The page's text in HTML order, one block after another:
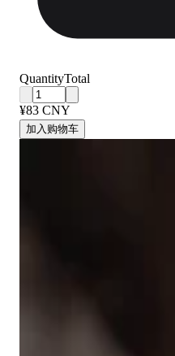
QuantityTotal
¥83 CNY
加入购物车